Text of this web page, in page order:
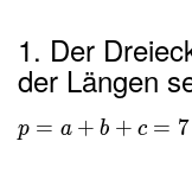
1. Der
der Längen
p = a + b + c = 7